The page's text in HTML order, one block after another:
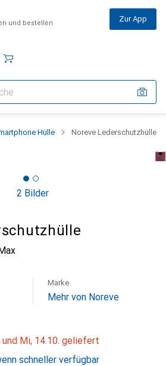
und bestellen Zur App
Hülle Noreve Lederschutzhülle
2 Bilder
Marke
Mehr von Noreve
und Mi, 14.10. geliefert
schneller verfügbar